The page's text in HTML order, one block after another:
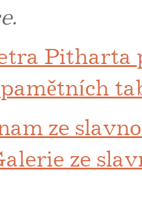
Pitharta
ze
ze